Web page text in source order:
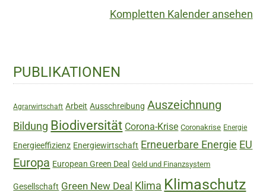
Kompletten Kalender ansehen
Haupt-
Sidebar
PUBLIKATIONEN
Agrarwirtschaft Arbeit Ausschreibung Auszeichnung
Bildung Biodiversität Corona-Krise Coronakrise Energie
Energieeffizienz Energiewirtschaft Erneuerbare Energie EU
Europa European Green Deal Geld und Finanzsystem
Gesellschaft Green New Deal Klima Klimaschutz